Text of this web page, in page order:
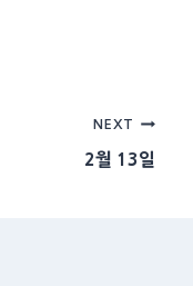
NEXT
2월 13일